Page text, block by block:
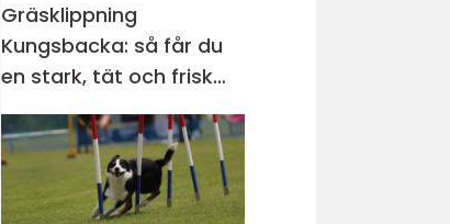
Gräsklippning
Kungsbacka: så får du
en stark, tät och frisk
gräsmatta